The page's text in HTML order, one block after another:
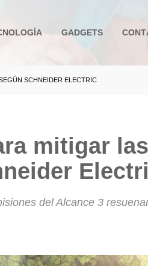
GADGETS
SCHNEIDER ELECTRIC
mitigar
del Alcance 3